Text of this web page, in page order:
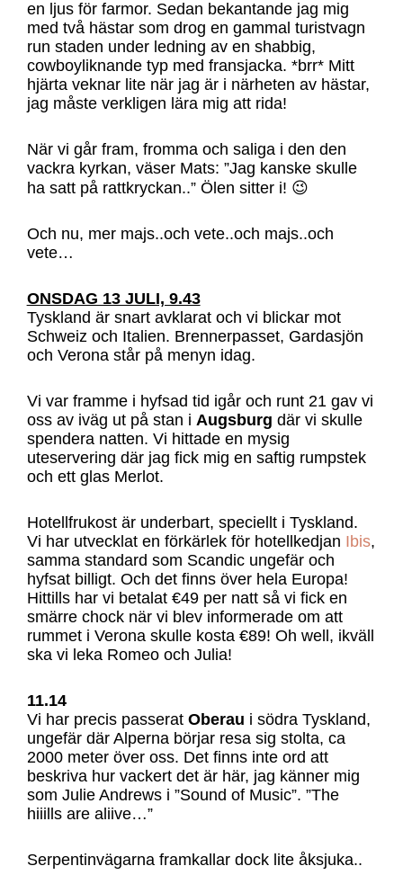
en ljus för farmor. Sedan bekantande jag mig
med två hästar som drog en gammal turistvagn
run staden under ledning av en shabbig,
cowboyliknande typ med fransjacka. *brr* Mitt
hjärta veknar lite när jag är i närheten av hästar,
jag måste verkligen lära mig att rida!
När vi går fram, fromma och saliga i den den
vackra kyrkan, väser Mats: ”Jag kanske skulle
ha satt på rattkryckan..” Ölen sitter i! 😉
Och nu, mer majs..och vete..och majs..och
vete…
ONSDAG 13 JULI, 9.43
Tyskland är snart avklarat och vi blickar mot
Schweiz och Italien. Brennerpasset, Gardasjön
och Verona står på menyn idag.
Vi var framme i hyfsad tid igår och runt 21 gav vi
oss av iväg ut på stan i Augsburg där vi skulle
spendera natten. Vi hittade en mysig
uteservering där jag fick mig en saftig rumpstek
och ett glas Merlot.
Hotellfrukost är underbart, speciellt i Tyskland.
Vi har utvecklat en förkärlek för hotellkedjan Ibis,
samma standard som Scandic ungefär och
hyfsat billigt. Och det finns över hela Europa!
Hittills har vi betalat €49 per natt så vi fick en
smärre chock när vi blev informerade om att
rummet i Verona skulle kosta €89! Oh well, ikväll
ska vi leka Romeo och Julia!
11.14
Vi har precis passerat Oberau i södra Tyskland,
ungefär där Alperna börjar resa sig stolta, ca
2000 meter över oss. Det finns inte ord att
beskriva hur vackert det är här, jag känner mig
som Julie Andrews i ”Sound of Music”. ”The
hiiills are aliive…”
Serpentinvägarna framkallar dock lite åksjuka..